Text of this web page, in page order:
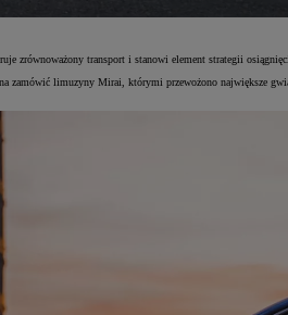
zrównoważony transport i stanowi element strategii
zamówić limuzyny Mirai, którymi przewożono największe